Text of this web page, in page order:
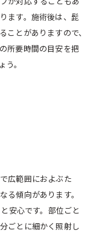
ます。施術後は、髭
ことがありますので、
所要時間の目安を把
。
広範囲におよぶた
る傾向があります。
安心です。部位ごと
ごとに細かく照射し